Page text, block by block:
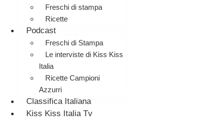
Freschi di stampa
Ricette
Podcast
Freschi di Stampa
Le interviste di Kiss Kiss
Italia
Ricette Campioni
Azzurri
Classifica Italiana
Kiss Kiss Italia Tv